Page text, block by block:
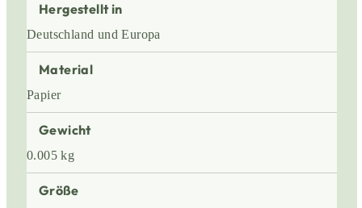
Hergestellt in
Deutschland und Europa
Material
Papier
Gewicht
0.005 kg
Größe